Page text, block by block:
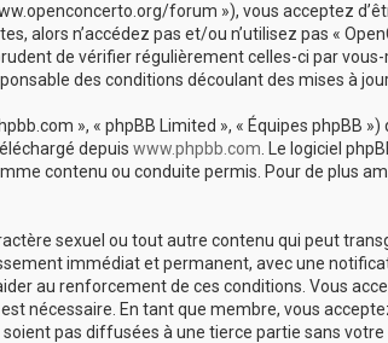
forum »), vous acceptez
alors n’accédez pas et/ou n’utilisez pas «
de vérifier régulièrement celles-ci par
des conditions découlant des mises à
», « phpBB Limited », « Équipes phpBB
depuis www.phpbb.com . Le logiciel
contenu ou conduite permis. Pour de plus
sexuel ou tout autre contenu qui peut
immédiat et permanent, avec une
au renforcement de ces conditions. Vous
nécessaire. En tant que membre, vous
pas diffusées à une tierce partie sans